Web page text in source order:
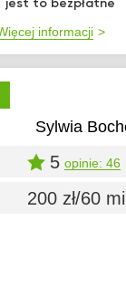
jest to bezpłatne
informacji
Sylwia
5 opinie: 46
200 zł/60